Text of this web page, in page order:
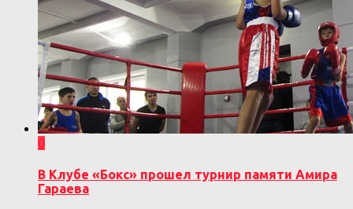
0
В Клубе «Бокс» прошел турнир памяти Амира
Гараева